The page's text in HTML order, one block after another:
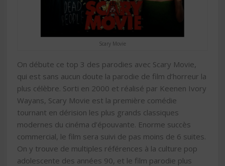
Scary Movie
On débute ce top 3 des parodies avec Scary Movie,
qui est sans aucun doute la parodie de film d’horreur la
plus célèbre. Sorti en 2000 et réalisé par Keenen Ivory
Wayans, Scary Movie est la première comédie
tournant en dérision les plus grands classiques
modernes du cinéma d’épouvante. Enorme succès
commercial, le film sera suivi de pas moins de 6 suites.
On y trouve de multiples références à la culture pop
adolescente des années 90, et le film parodie plus